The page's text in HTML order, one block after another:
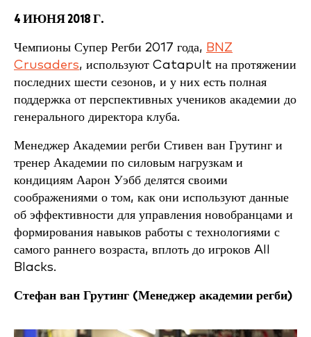
4 ИЮНЯ 2018 Г.
Чемпионы Супер Регби 2017 года, BNZ
Crusaders, используют Catapult на протяжении
последних шести сезонов, и у них есть полная
поддержка от перспективных учеников академии до
генерального директора клуба.
Менеджер Академии регби Стивен ван Грутинг и
тренер Академии по силовым нагрузкам и
кондициям Аарон Уэбб делятся своими
соображениями о том, как они используют данные
об эффективности для управления новобранцами и
формирования навыков работы с технологиями с
самого раннего возраста, вплоть до игроков All
Blacks.
Стефан ван Грутинг (Менеджер академии регби)